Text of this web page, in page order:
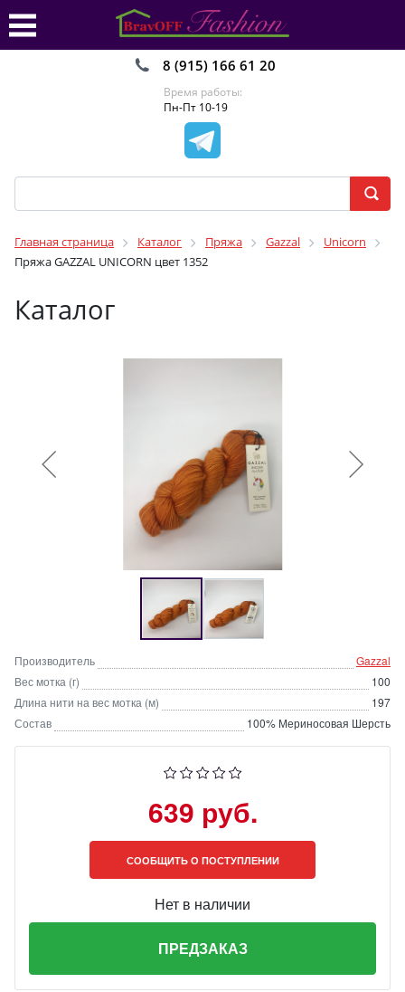
8 (915) 166 61 20
Время работы:
Пн-Пт 10-19
Главная страница Каталог Пряжа Gazzal
Unicorn
Пряжа GAZZAL UNICORN цвет 1352
Каталог
Производитель
Gazzal
Вес мотка (г)
100
Длина нити на вес мотка (м)
197
Состав
100% Мериносовая Шерсть
639 руб.
СООБЩИТЬ О ПОСТУПЛЕНИИ
Нет в наличии
ПРЕДЗАКАЗ